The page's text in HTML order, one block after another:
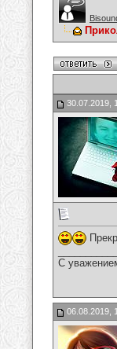
30.07.2019,
С
06.08.2019,